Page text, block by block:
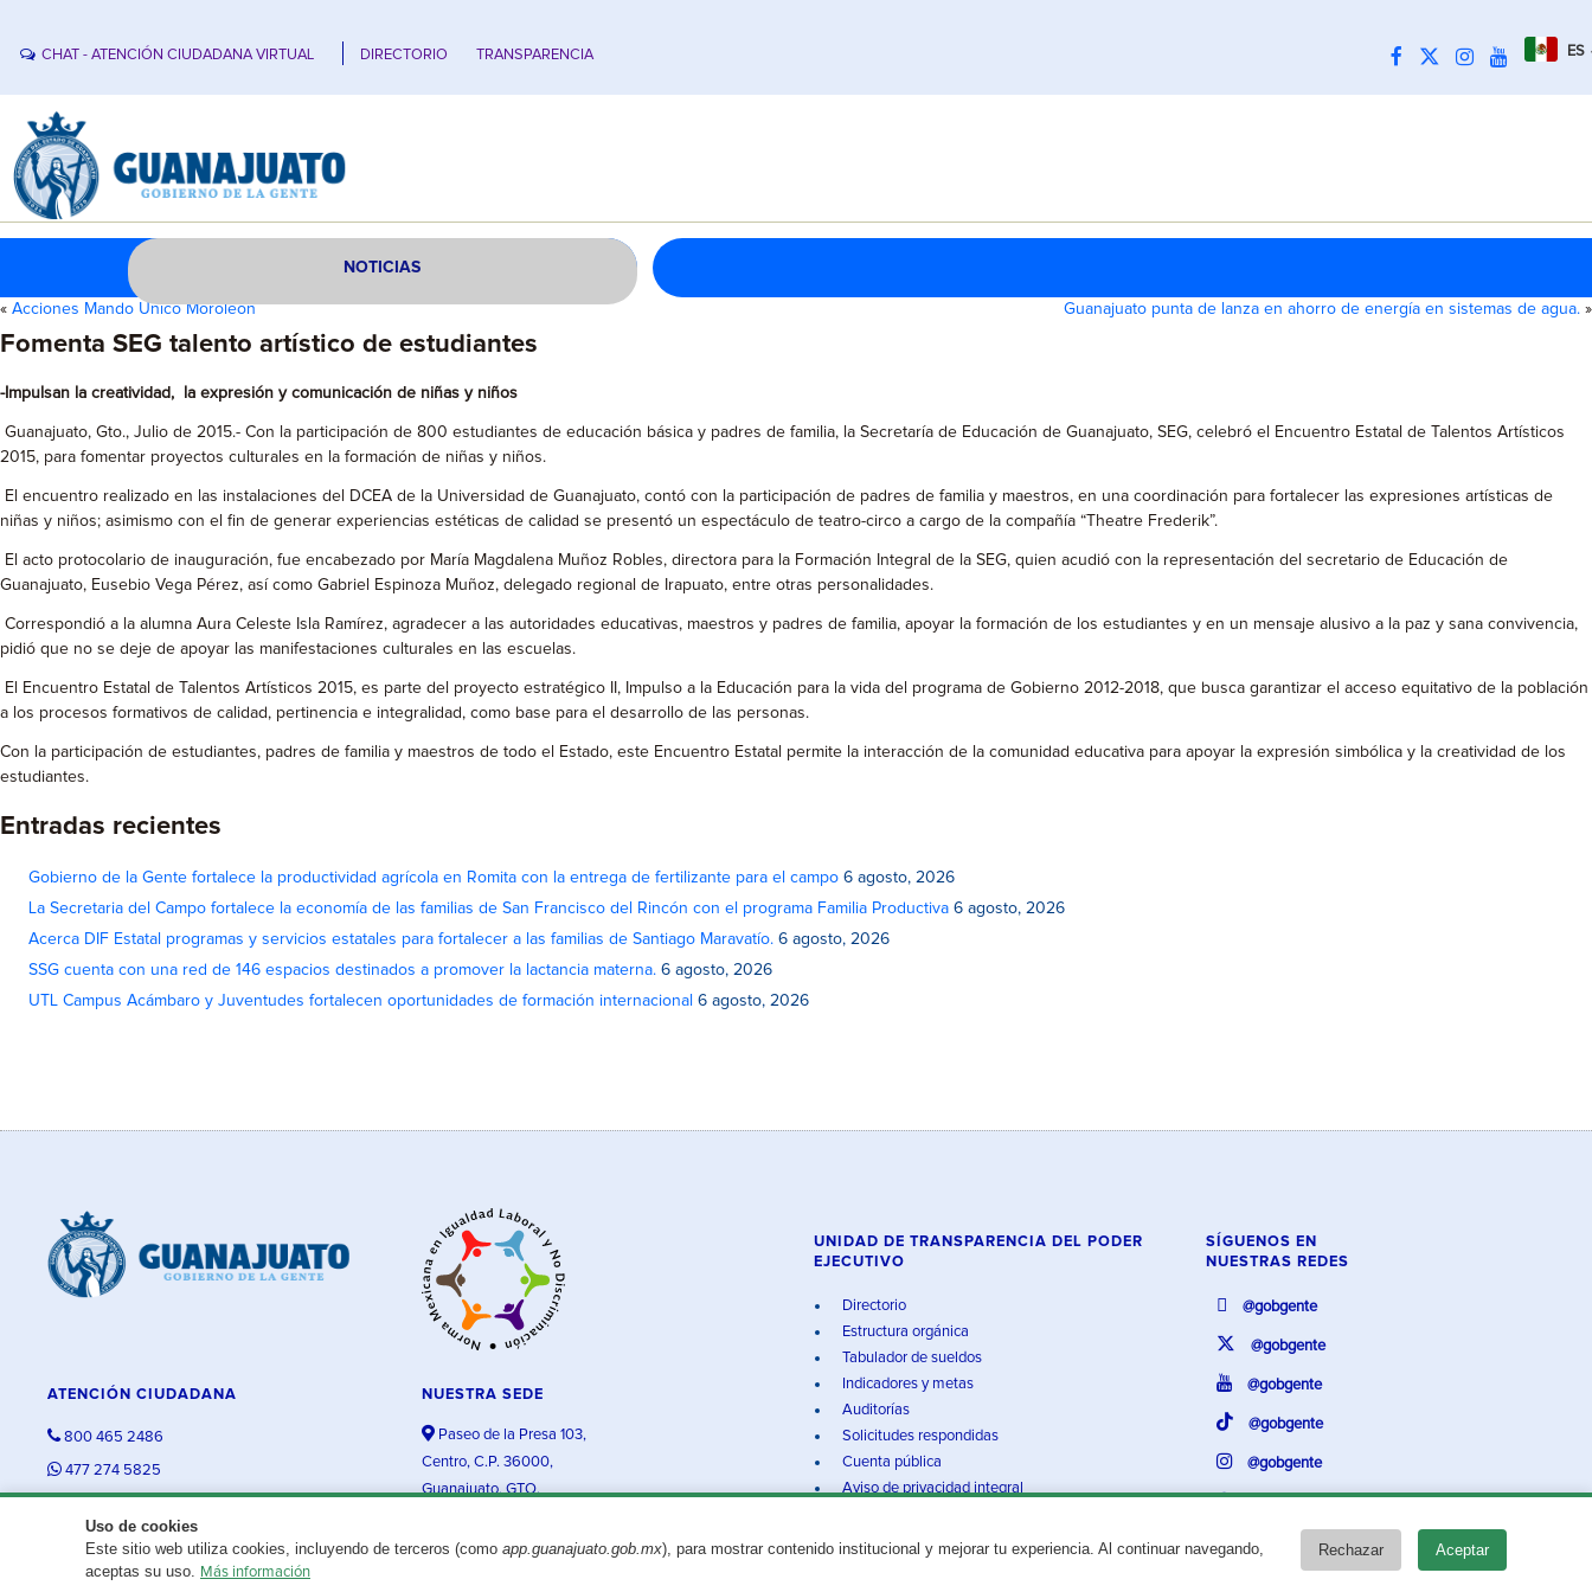
CHAT - ATENCIÓN CIUDADANA VIRTUAL DIRECTORIO TRANSPARENCIA ES
NOTICIAS
« Acciones Mando Único Moroleón Guanajuato punta de lanza en ahorro de energía en sistemas de agua. »
Fomenta SEG talento artístico de estudiantes
-Impulsan la creatividad, la expresión y comunicación de niñas y niños
Guanajuato, Gto., Julio de 2015.- Con la participación de 800 estudiantes de educación básica y padres de familia, la Secretaría de Educación de Guanajuato, SEG, celebró el Encuentro Estatal de Talentos Artísticos
2015, para fomentar proyectos culturales en la formación de niñas y niños.
El encuentro realizado en las instalaciones del DCEA de la Universidad de Guanajuato, contó con la participación de padres de familia y maestros, en una coordinación para fortalecer las expresiones artísticas de
niñas y niños; asimismo con el fin de generar experiencias estéticas de calidad se presentó un espectáculo de teatro-circo a cargo de la compañía “Theatre Frederik”.
El acto protocolario de inauguración, fue encabezado por María Magdalena Muñoz Robles, directora para la Formación Integral de la SEG, quien acudió con la representación del secretario de Educación de
Guanajuato, Eusebio Vega Pérez, así como Gabriel Espinoza Muñoz, delegado regional de Irapuato, entre otras personalidades.
Correspondió a la alumna Aura Celeste Isla Ramírez, agradecer a las autoridades educativas, maestros y padres de familia, apoyar la formación de los estudiantes y en un mensaje alusivo a la paz y sana convivencia,
pidió que no se deje de apoyar las manifestaciones culturales en las escuelas.
El Encuentro Estatal de Talentos Artísticos 2015, es parte del proyecto estratégico II, Impulso a la Educación para la vida del programa de Gobierno 2012-2018, que busca garantizar el acceso equitativo de la población
a los procesos formativos de calidad, pertinencia e integralidad, como base para el desarrollo de las personas.
Con la participación de estudiantes, padres de familia y maestros de todo el Estado, este Encuentro Estatal permite la interacción de la comunidad educativa para apoyar la expresión simbólica y la creatividad de los
estudiantes.
Entradas recientes
Gobierno de la Gente fortalece la productividad agrícola en Romita con la entrega de fertilizante para el campo 6 agosto, 2026
La Secretaria del Campo fortalece la economía de las familias de San Francisco del Rincón con el programa Familia Productiva 6 agosto, 2026
Acerca DIF Estatal programas y servicios estatales para fortalecer a las familias de Santiago Maravatío. 6 agosto, 2026
SSG cuenta con una red de 146 espacios destinados a promover la lactancia materna. 6 agosto, 2026
UTL Campus Acámbaro y Juventudes fortalecen oportunidades de formación internacional 6 agosto, 2026
Uso de cookies
Este sitio web utiliza cookies, incluyendo de terceros (como app.guanajuato.gob.mx), para mostrar contenido institucional y mejorar tu experiencia. Al continuar navegando,
aceptas su uso. Más información
Rechazar Aceptar
ATENCIÓN CIUDADANA
800 465 2486
477 274 5825
NUESTRA SEDE
Paseo de la Presa 103,
Centro, C.P. 36000,
Guanajuato, GTO.
UNIDAD DE TRANSPARENCIA DEL PODER
EJECUTIVO
Directorio
Estructura orgánica
Tabulador de sueldos
Indicadores y metas
Auditorías
Solicitudes respondidas
Cuenta pública
Aviso de privacidad integral
SÍGUENOS EN
NUESTRAS REDES
@gobgente
@gobgente
@gobgente
@gobgente
@gobgente
@gobgente
¿Existe algún problema con esta página?Repórtalo aquí. Aviso legal© 2025 Gobierno del Estado de Guanajuato